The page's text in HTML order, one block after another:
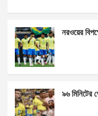
b
o
o
k
n
g
er
s
p
নরওয়ের
৯৬ মিনিটের